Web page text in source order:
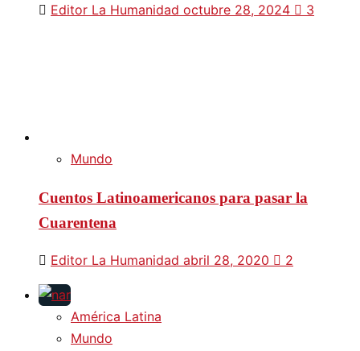
Editor La Humanidad octubre 28, 2024 3
Mundo
Cuentos Latinoamericanos para pasar la
Cuarentena
Editor La Humanidad abril 28, 2020 2
América Latina
Mundo